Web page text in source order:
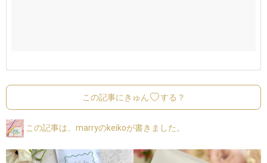
この記事にきゅん する？
この記事は、marryのkeikoが書きました。